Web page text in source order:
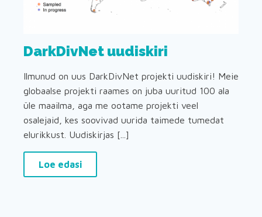
DarkDivNet uudiskiri
Ilmunud on uus DarkDivNet projekti uudiskiri! Meie
globaalse projekti raames on juba uuritud 100 ala
üle maailma, aga me ootame projekti veel
osalejaid, kes soovivad uurida taimede tumedat
elurikkust. Uudiskirjas [...]
Loe edasi